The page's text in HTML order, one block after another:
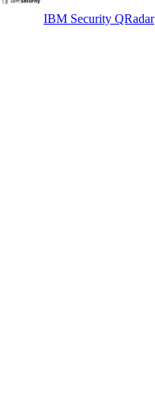
IBM Security QRadar